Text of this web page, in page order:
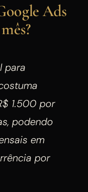
Ads
para
1.500 por
podendo
em
por